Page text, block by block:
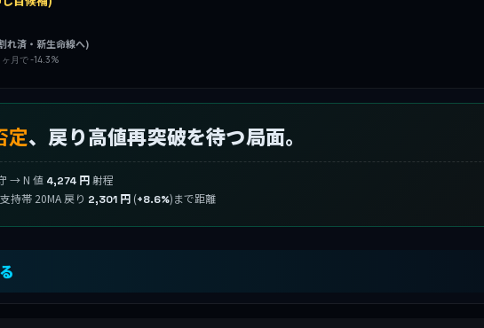
れ済・新生命線へ)
月で -14.3%
定、戻り高値再突破を待つ局面。
→ N 値 4,274 円 射程
持帯 20MA 戻り 2,301 円 (+8.6%)まで距離